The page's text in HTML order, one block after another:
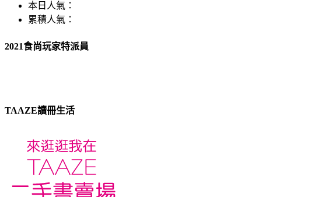
本日人氣：
累積人氣：
2021食尚玩家特派員
TAAZE讀冊生活